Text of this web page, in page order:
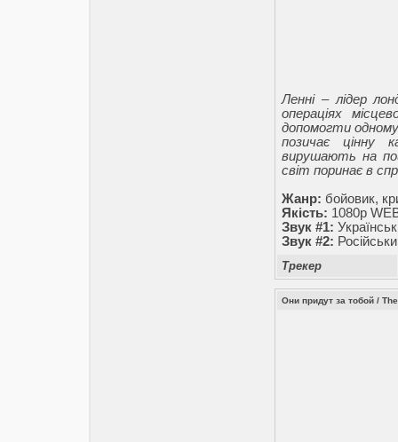
Ленні – лідер
операціях
допомогти одному
позичає цінну
вирушають на
світ поринає в
Жанр: бойовик,
Якість: 1080p
Звук #1:
Звук #2:
Трекер
Они придут за тобой /